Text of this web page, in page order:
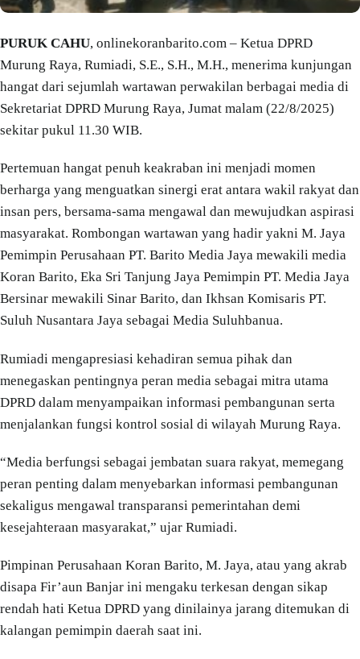
PURUK CAHU, onlinekoranbarito.com – Ketua DPRD
Murung Raya, Rumiadi, S.E., S.H., M.H., menerima kunjungan
hangat dari sejumlah wartawan perwakilan berbagai media di
Sekretariat DPRD Murung Raya, Jumat malam (22/8/2025)
sekitar pukul 11.30 WIB.
Pertemuan hangat penuh keakraban ini menjadi momen
berharga yang menguatkan sinergi erat antara wakil rakyat dan
insan pers, bersama-sama mengawal dan mewujudkan aspirasi
masyarakat. Rombongan wartawan yang hadir yakni M. Jaya
Pemimpin Perusahaan PT. Barito Media Jaya mewakili media
Koran Barito, Eka Sri Tanjung Jaya Pemimpin PT. Media Jaya
Bersinar mewakili Sinar Barito, dan Ikhsan Komisaris PT.
Suluh Nusantara Jaya sebagai Media Suluhbanua.
Rumiadi mengapresiasi kehadiran semua pihak dan
menegaskan pentingnya peran media sebagai mitra utama
DPRD dalam menyampaikan informasi pembangunan serta
menjalankan fungsi kontrol sosial di wilayah Murung Raya.
“Media berfungsi sebagai jembatan suara rakyat, memegang
peran penting dalam menyebarkan informasi pembangunan
sekaligus mengawal transparansi pemerintahan demi
kesejahteraan masyarakat,” ujar Rumiadi.
Pimpinan Perusahaan Koran Barito, M. Jaya, atau yang akrab
disapa Fir’aun Banjar ini mengaku terkesan dengan sikap
rendah hati Ketua DPRD yang dinilainya jarang ditemukan di
kalangan pemimpin daerah saat ini.